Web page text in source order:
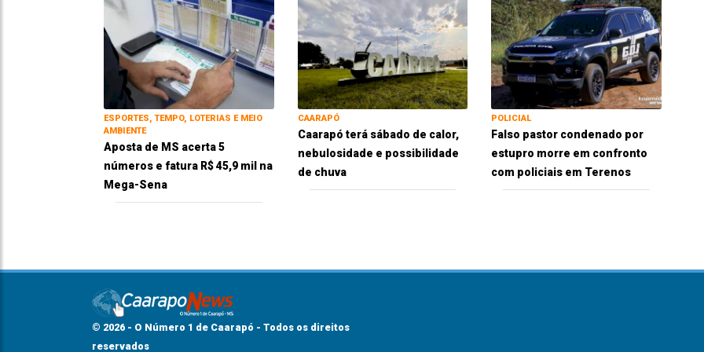
ESPORTES, TEMPO, LOTERIAS E MEIO
AMBIENTE
Aposta de MS acerta 5
números e fatura R$ 45,9 mil na
Mega-Sena
CAARAPÓ
Caarapó terá sábado de calor,
nebulosidade e possibilidade
de chuva
POLICIAL
Falso pastor condenado por
estupro morre em confronto
com policiais em Terenos
© 2026 - O Número 1 de Caarapó - Todos os direitos
reservados